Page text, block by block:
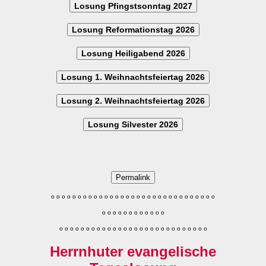
Losung Pfingstsonntag 2027
Losung Reformationstag 2026
Losung Heiligabend 2026
Losung 1. Weihnachtsfeiertag 2026
Losung 2. Weihnachtsfeiertag 2026
Losung Silvester 2026
Permalink
o o o o o o o o o o o o o o o o o o o o o o o o o o o o o o o
o o o o o o o o o o o o
o o o o o o o o o o o o o o o o o o o o o o o o o o o o
Herrnhuter evangelische